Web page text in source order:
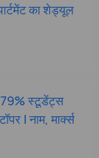
का शेड्यूल
स्टूडेंट्स
| नाम, मार्क्स